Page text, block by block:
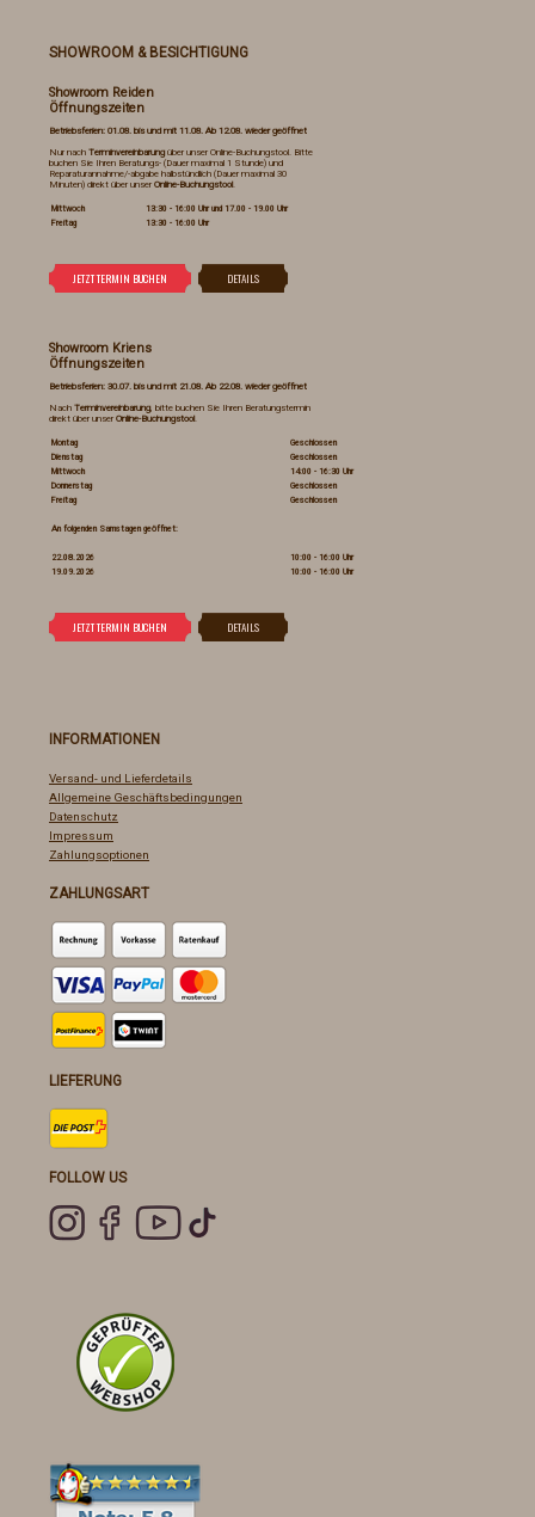
SHOWROOM & BESICHTIGUNG
Showroom Reiden
Öffnungszeiten
Betriebsferien: 01.08. bis und mit 11.08. Ab 12.08. wieder geöffnet
Nur nach Terminvereinbarungüber unser Online-Buchungstool. Bitte
buchen Sie Ihren Beratungs- (Dauer maximal 1 Stunde) und
Reparaturannahme/-abgabe halbstündlich (Dauer maximal 30
Minuten) direkt über unser Online-Buchungstool.
Mittwoch
13:30 - 16:00 Uhr und 17.00 - 19.00 Uhr
Freitag
13:30 - 16:00 Uhr
Showroom Kriens
Öffnungszeiten
Betriebsferien: 30.07. bis und mit 21.08. Ab 22.08. wieder geöffnet
Nach Terminvereinbarung, bitte buchen Sie Ihren Beratungstermin
direkt über unser Online-Buchungstool.
Montag
Geschlossen
Dienstag
Geschlossen
Mittwoch
14:00 - 16:30 Uhr
Donnerstag
Geschlossen
Freitag
Geschlossen
An folgenden Samstagen geöffnet:
22.08.2026
10:00 - 16:00 Uhr
19.09.2026
10:00 - 16:00 Uhr
INFORMATIONEN
Versand- und Lieferdetails
Allgemeine Geschäftsbedingungen
Datenschutz
Impressum
Zahlungsoptionen
ZAHLUNGSART
LIEFERUNG
FOLLOW US